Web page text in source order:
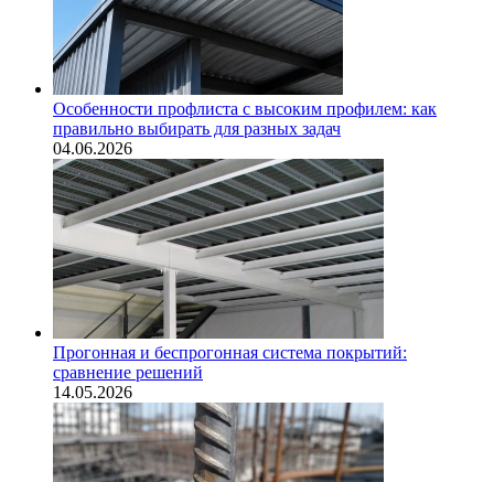
Особенности профлиста с высоким профилем: как
правильно выбирать для разных задач
04.06.2026
Прогонная и беспрогонная система покрытий:
сравнение решений
14.05.2026